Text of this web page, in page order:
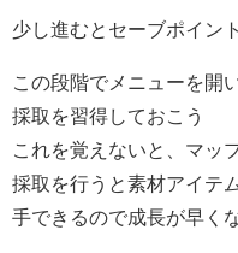
少し進むとセーブポイント
この段階でメニューを開
採取を習得しておこう
これを覚えないと、マッ
採取を行うと素材アイテ
手できるので成長が早く